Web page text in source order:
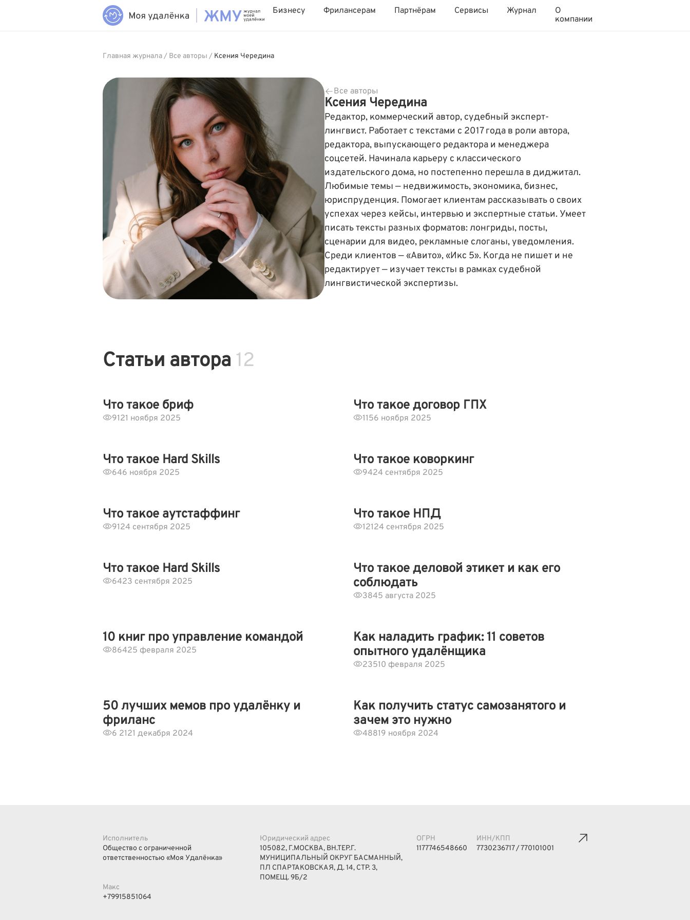
Бизнесу Фрилансерам Партнёрам Сервисы Журнал
О
компании
Главная журнала/ Все авторы / Ксения Чередина
Все авторы
Ксения Чередина
Редактор, коммерческий автор, судебный эксперт-
лингвист. Работает с текстами с 2017 года в роли автора,
редактора, выпускающего редактора и менеджера
соцсетей. Начинала карьеру с классического
издательского дома, но постепенно перешла в диджитал.
Любимые темы — недвижимость, экономика, бизнес,
юриспруденция. Помогает клиентам рассказывать о своих
успехах через кейсы, интервью и экспертные статьи. Умеет
писать тексты разных форматов: лонгриды, посты,
сценарии для видео, рекламные слоганы, уведомления.
Среди клиентов — «Авито», «Икс 5». Когда не пишет и не
редактирует — изучает тексты в рамках судебной
лингвистической экспертизы.
Статьи автора 12
9121 ноября 2025
Что такое бриф
1156 ноября 2025
Что такое договор ГПХ
646 ноября 2025
Что такое Hard Skills
9424 сентября 2025
Что такое коворкинг
9124 сентября 2025
Что такое аутстаффинг
12124 сентября 2025
Что такое НПД
6423 сентября 2025
Что такое Hard Skills
3845 августа 2025
Что такое деловой этикет и как его
соблюдать
86425 февраля 2025
10 книг про управление командой
23510 февраля 2025
Как наладить график: 11 советов
опытного удалёнщика
6 2121 декабря 2024
50 лучших мемов про удалёнку и
фриланс
48819 ноября 2024
Как получить статус самозанятого и
зачем это нужно
Исполнитель
Общество с ограниченной
ответственностью «Моя Удалёнка»
Юридический адрес
105082, Г.МОСКВА, ВН.ТЕР.Г.
МУНИЦИПАЛЬНЫЙ ОКРУГ БАСМАННЫЙ,
ПЛ СПАРТАКОВСКАЯ, Д. 14, СТР. 3,
ПОМЕЩ. 9Б/2
ОГРН
1177746548660
ИНН/КПП
7730236717 / 770101001
Макс
+79915851064